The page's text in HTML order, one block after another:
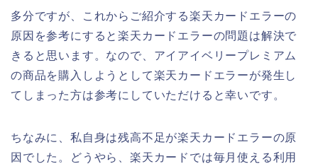
多分ですが、これからご紹介する楽天カードエラーの
原因を参考にすると楽天カードエラーの問題は解決で
きると思います。なので、アイアイベリープレミアム
の商品を購入しようとして楽天カードエラーが発生し
てしまった方は参考にしていただけると幸いです。
ちなみに、私自身は残高不足が楽天カードエラーの原
因でした。どうやら、楽天カードでは毎月使える利用